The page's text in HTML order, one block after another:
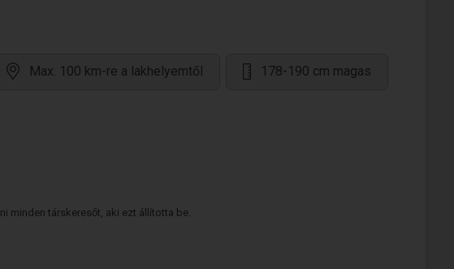
Max. 100 km-re a lakhelyemtől 178-190 cm magas
minden társkeresőt, aki ezt állította be.